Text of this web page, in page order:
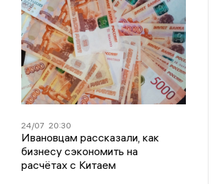
24/07 20:30
Ивановцам рассказали, как
бизнесу сэкономить на
расчётах с Китаем